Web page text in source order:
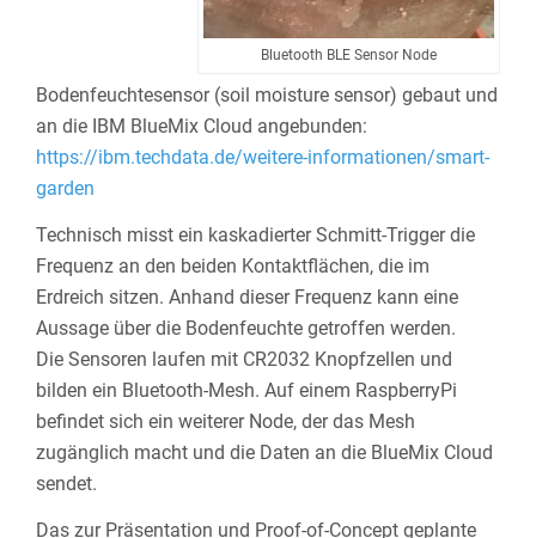
Bluetooth BLE Sensor Node
Bodenfeuchtesensor (soil moisture sensor) gebaut und
an die IBM BlueMix Cloud angebunden:
https://ibm.techdata.de/weitere-informationen/smart-
garden
Technisch misst ein kaskadierter Schmitt-Trigger die
Frequenz an den beiden Kontaktflächen, die im
Erdreich sitzen. Anhand dieser Frequenz kann eine
Aussage über die Bodenfeuchte getroffen werden.
Die Sensoren laufen mit CR2032 Knopfzellen und
bilden ein Bluetooth-Mesh. Auf einem RaspberryPi
befindet sich ein weiterer Node, der das Mesh
zugänglich macht und die Daten an die BlueMix Cloud
sendet.
Das zur Präsentation und Proof-of-Concept geplante